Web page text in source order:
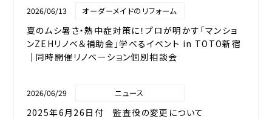
2026/06/13 オーダーメイドのリフォーム
夏のムシ暑さ・熱中症対策に！プロが明かす「マンショ
ンZEHリノベ＆補助金」学べるイベント in TOTO新宿
｜同時開催リノベーション個別相談会
2026/06/29 ニュース
2025年6月26日付 監査役の変更について